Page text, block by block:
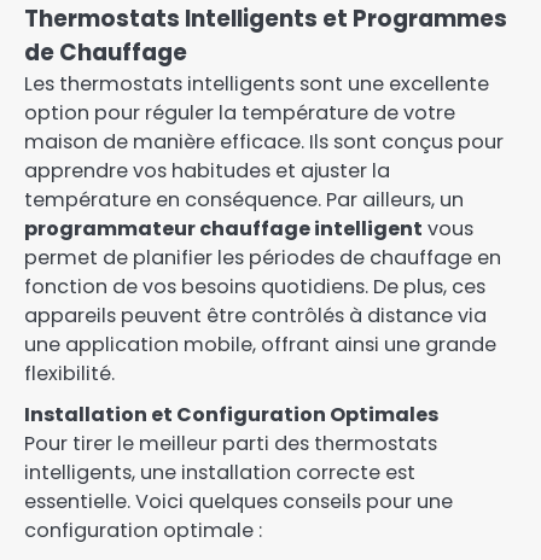
Thermostats Intelligents et Programmes
de Chauffage
Les thermostats intelligents sont une excellente
option pour réguler la température de votre
maison de manière efficace. Ils sont conçus pour
apprendre vos habitudes et ajuster la
température en conséquence. Par ailleurs, un
programmateur chauffage intelligent vous
permet de planifier les périodes de chauffage en
fonction de vos besoins quotidiens. De plus, ces
appareils peuvent être contrôlés à distance via
une application mobile, offrant ainsi une grande
flexibilité.
Installation et Configuration Optimales
Pour tirer le meilleur parti des thermostats
intelligents, une installation correcte est
essentielle. Voici quelques conseils pour une
configuration optimale :